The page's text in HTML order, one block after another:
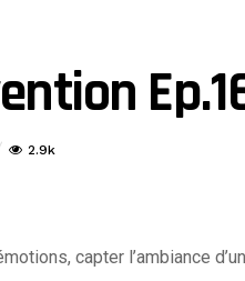
2.9k
capter l’ambiance